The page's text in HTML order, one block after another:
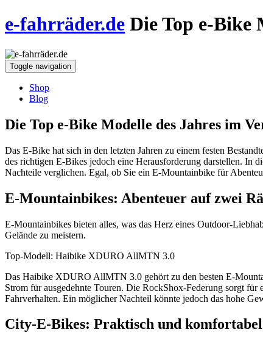
e-fahrräder.de Die Top e-Bike
Toggle navigation
Shop
Blog
Die Top e-Bike Modelle des Jahres im
Das E-Bike hat sich in den letzten Jahren zu einem festen
des richtigen E-Bikes jedoch eine Herausforderung darstellen. In
Nachteile verglichen. Egal, ob Sie ein E-Mountainbike für
E-Mountainbikes: Abenteuer auf zwei
E-Mountainbikes bieten alles, was das Herz eines Outdoor-
Gelände zu meistern.
Top-Modell: Haibike XDURO AllMTN 3.0
Das Haibike XDURO AllMTN 3.0 gehört zu den besten E-
Strom für ausgedehnte Touren. Die RockShox-Federung sorgt für
Fahrverhalten. Ein möglicher Nachteil könnte jedoch das hohe
City-E-Bikes: Praktisch und